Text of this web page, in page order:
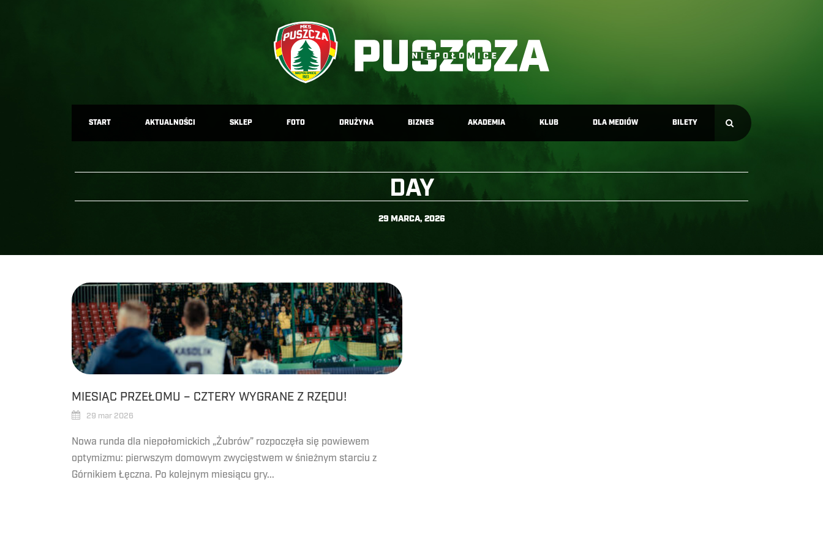
START AKTUALNOŚCI SKLEP FOTO DRUŻYNA BIZNES AKADEMIA KLUB DLA MEDIÓW BILETY
DAY
29 MARCA, 2026
MIESIĄC PRZEŁOMU – CZTERY WYGRANE Z RZĘDU!
29 mar 2026
Nowa runda dla niepołomickich „Żubrów” rozpoczęła się powiewem
optymizmu: pierwszym domowym zwycięstwem w śnieżnym starciu z
Górnikiem Łęczna. Po kolejnym miesiącu gry...